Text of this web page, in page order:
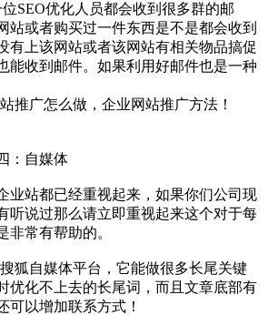
SEO优化人员都会收到很多群的邮
站或者购买过一件东西是不是都会收到
有上该网站或者该网站有相关物品搞促
能收到邮件。如果利用好邮件也是一种
推广怎么做，企业网站推广方法！
：自媒体
业站都已经重视起来，如果你们公司现
听说过那么请立即重视起来这个对于每
非常有帮助的。
狐自媒体平台，它能做很多长尾关键
优化不上去的长尾词，而且文章底部有
可以增加联系方式！